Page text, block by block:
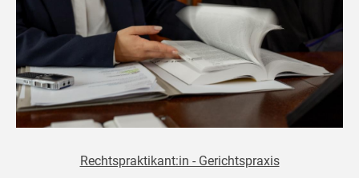
Rechtspraktikant:in - Gerichtspraxis